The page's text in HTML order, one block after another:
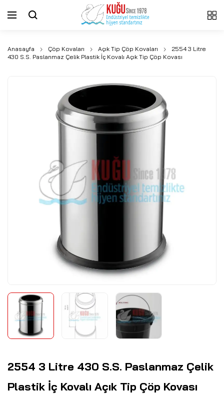
Anasayfa Çöp Kovaları Açık Tip Çöp Kovaları
2554 3 Litre
430 S.S. Paslanmaz Çelik Plastik İç Kovalı Açık Tip Çöp Kovası
2554 3 Litre 430 S.S. Paslanmaz Çelik
Plastik İç Kovalı Açık Tip Çöp Kovası